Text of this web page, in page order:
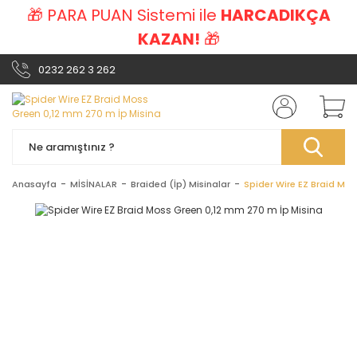
🎁 PARA PUAN Sistemi ile HARCADIKÇA
KAZAN! 🎁
0232 262 3 262
Anasayfa MİSİNALAR Braided (İp) Misinalar Spider Wire EZ Braid